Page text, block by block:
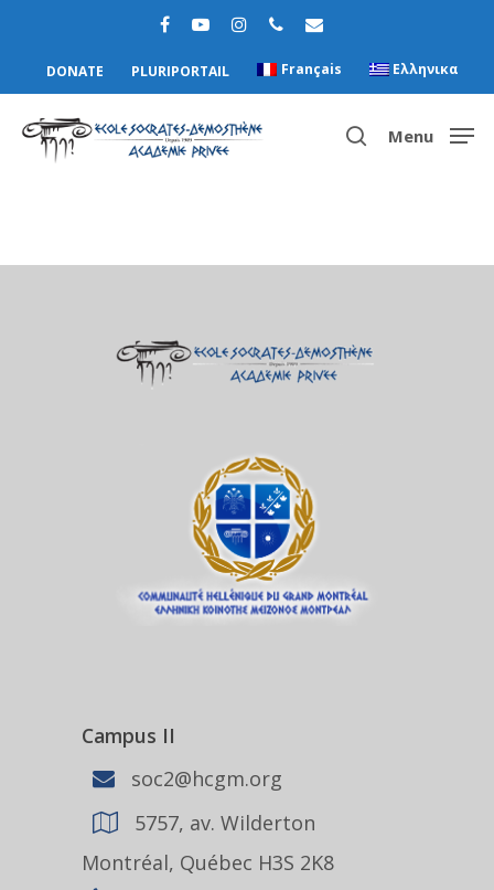
DONATE PLURIPORTAIL Français Ελληνικα
Menu
Campus II
soc2@hcgm.org
5757, av. Wilderton
Montréal, Québec H3S 2K8